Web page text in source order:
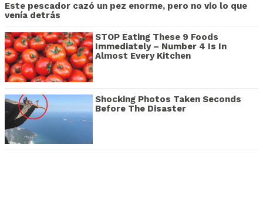
Este pescador cazó un pez enorme, pero no vio lo que
venía detrás
STOP Eating These 9 Foods
Immediately – Number 4 Is In
Almost Every Kitchen
Shocking Photos Taken Seconds
Before The Disaster